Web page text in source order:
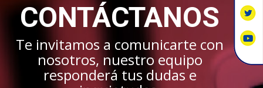
CONTÁCTANOS
Te invitamos a comunicarte con
nosotros, nuestro equipo
responderá tus dudas e